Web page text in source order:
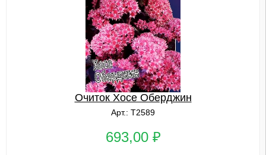
Очиток Хосе Оберджин
Арт.: Т2589
693,00 ₽